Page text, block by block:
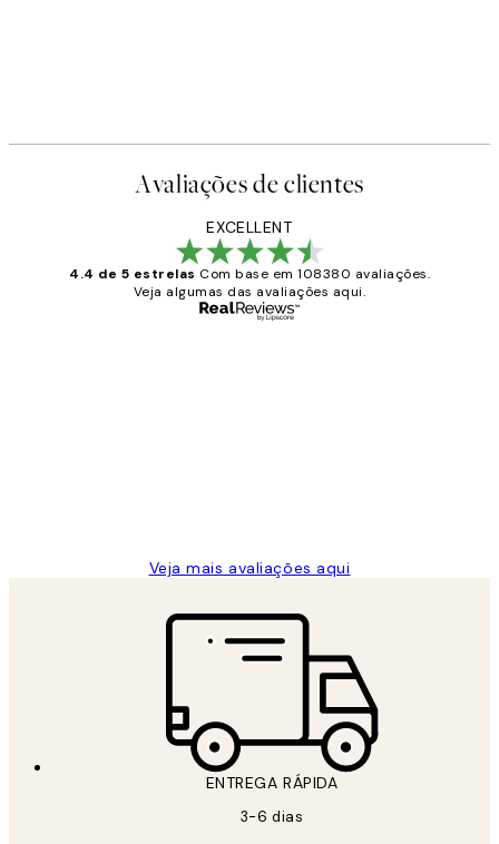
Avaliações de clientes
EXCELLENT
4.4 de 5 estrelas Com base em 108380 avaliações.
Veja algumas das avaliações aqui.
Veja mais avaliações aqui
ENTREGA RÁPIDA
3-6 dias